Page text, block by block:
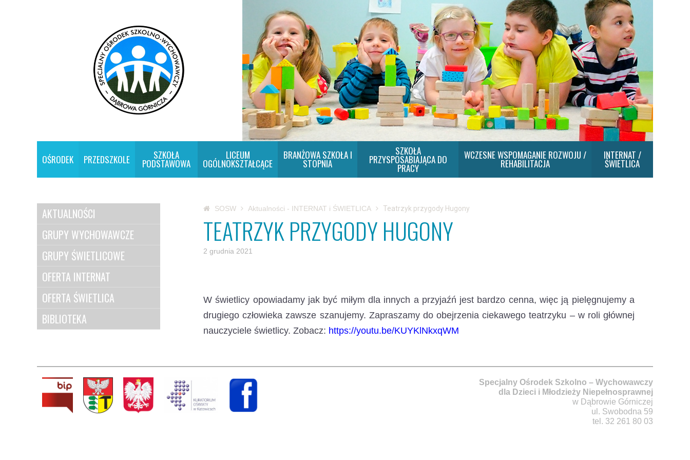
OŚRODEK PRZEDSZKOLE SZKOŁA
PODSTAWOWA
LICEUM
OGÓLNOKSZTAŁCĄCE
BRANŻOWA SZKOŁA I
STOPNIA
SZKOŁA
PRZYSPOSABIAJĄCA DO
PRACY
WCZESNE WSPOMAGANIE ROZWOJU /
REHABILITACJA
INTERNAT /
ŚWIETLICA
AKTUALNOŚCI
GRUPY WYCHOWAWCZE
GRUPY ŚWIETLICOWE
OFERTA INTERNAT
OFERTA ŚWIETLICA
BIBLIOTEKA
SOSW Aktualności - INTERNAT i ŚWIETLICA Teatrzyk przygody Hugony
TEATRZYK PRZYGODY HUGONY
2 grudnia 2021
W świetlicy opowiadamy jak być miłym dla innych a przyjaźń jest bardzo cenna, więc ją pielęgnujemy a
drugiego człowieka zawsze szanujemy. Zapraszamy do obejrzenia ciekawego teatrzyku – w roli głównej
nauczyciele świetlicy. Zobacz: https://youtu.be/KUYKlNkxqWM
Specjalny Ośrodek Szkolno – Wychowawczy
dla Dzieci i Młodzieży Niepełnosprawnej
w Dąbrowie Górniczej
ul. Swobodna 59
tel. 32 261 80 03